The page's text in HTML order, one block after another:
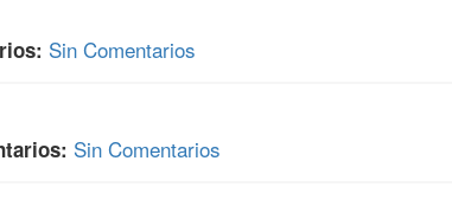
Sin Comentarios
Sin Comentarios